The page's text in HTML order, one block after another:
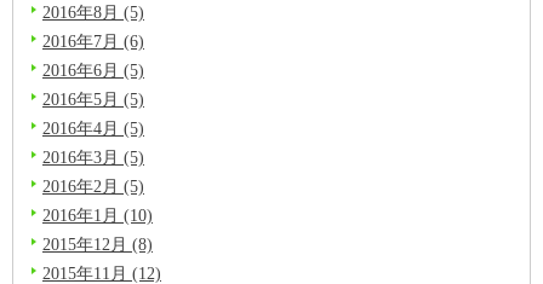
2016年8月 (5)
2016年7月 (6)
2016年6月 (5)
2016年5月 (5)
2016年4月 (5)
2016年3月 (5)
2016年2月 (5)
2016年1月 (10)
2015年12月 (8)
2015年11月 (12)